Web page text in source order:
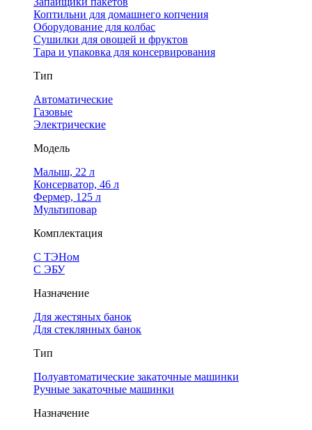
Коптильни для домашнего копчения
Оборудование для колбас
Сушилки для овощей и фруктов
Тара и упаковка для консервирования
Тип
Автоматические
Газовые
Электрические
Модель
Малыш, 22 л
Консерватор, 46 л
Фермер, 125 л
Мультиповар
Комплектация
С ТЭНом
С ЭБУ
Назначение
Для жестяных банок
Для стеклянных банок
Тип
Полуавтоматические закаточные машинки
Ручные закаточные машинки
Назначение